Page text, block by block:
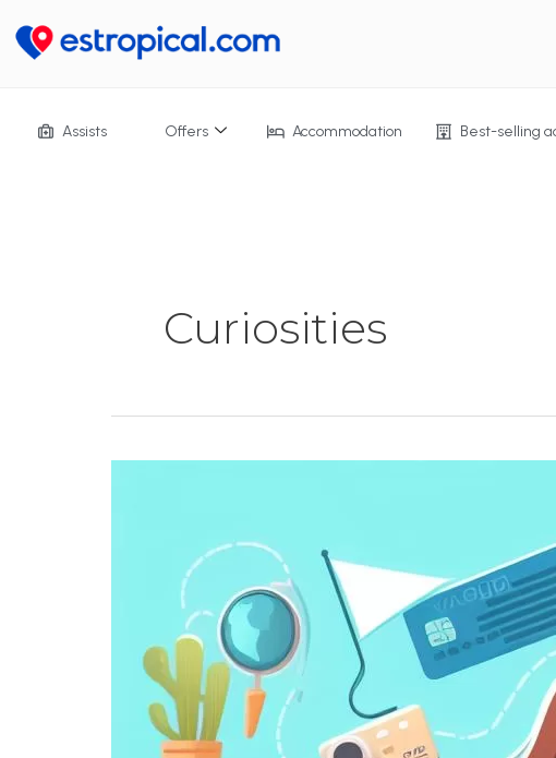
contenido
Assists Offers Accommodation Best-selling
Curiosities
Viajeros